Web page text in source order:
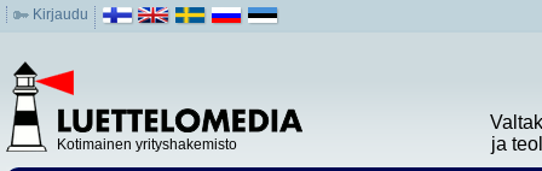
Kirjaudu
Kotimainen yrityshakemisto
ja